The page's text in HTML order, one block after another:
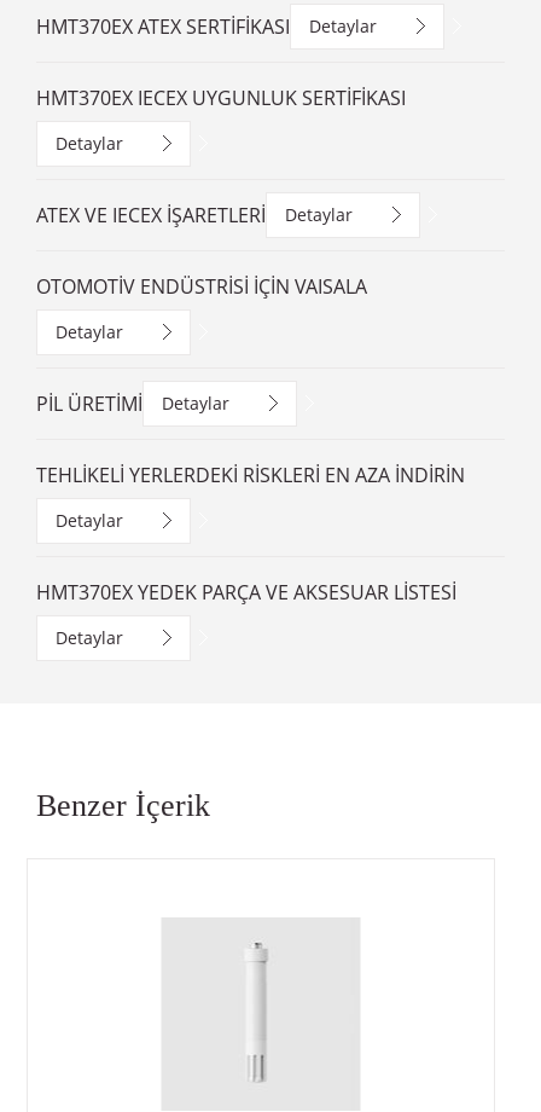
HMT370EX ATEX SERTİFİKASI Detaylar
HMT370EX IECEX UYGUNLUK SERTİFİKASI
Detaylar
ATEX VE IECEX İŞARETLERİ Detaylar
OTOMOTİV ENDÜSTRİSİ İÇİN VAISALA
Detaylar
PİL ÜRETİMİ Detaylar
TEHLİKELİ YERLERDEKİ RİSKLERİ EN AZA İNDİRİN
Detaylar
HMT370EX YEDEK PARÇA VE AKSESUAR LİSTESİ
Detaylar
Benzer İçerik